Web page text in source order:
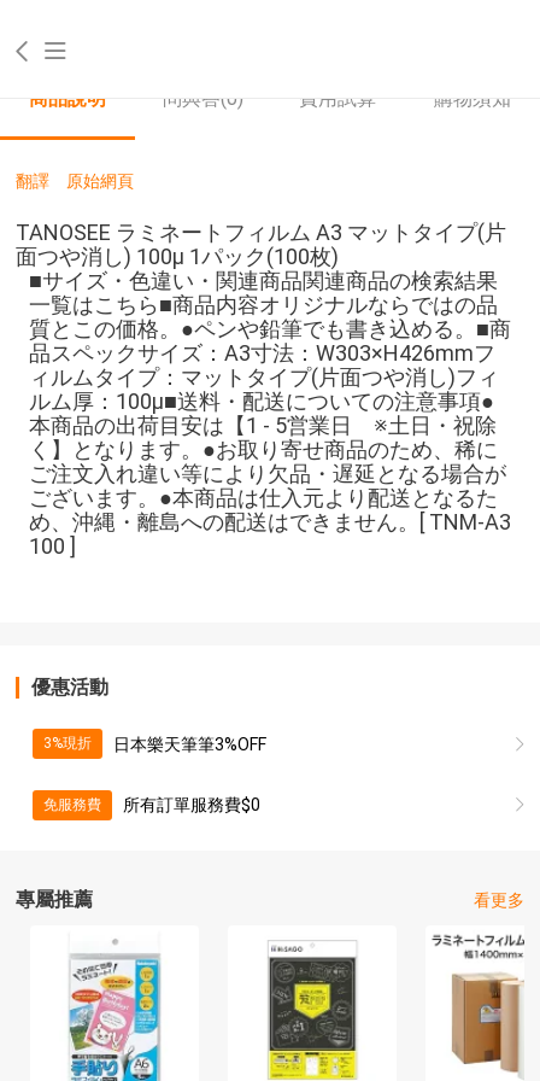
商品說明 問與答(0) 費用試算 購物須知
翻譯 原始網頁
TANOSEE ラミネートフィルム A3 マットタイプ(片
面つや消し) 100μ 1パック(100枚)
■サイズ・色違い・関連商品関連商品の検索結果
一覧はこちら■商品内容オリジナルならではの品
質とこの価格。●ペンや鉛筆でも書き込める。■商
品スペックサイズ：A3寸法：W303×H426mmフ
ィルムタイプ：マットタイプ(片面つや消し)フィ
ルム厚：100μ■送料・配送についての注意事項●
本商品の出荷目安は【1 - 5営業日 ※土日・祝除
く】となります。●お取り寄せ商品のため、稀に
ご注文入れ違い等により欠品・遅延となる場合が
ございます。●本商品は仕入元より配送となるた
め、沖縄・離島への配送はできません。[ TNM-A3
100 ]
優惠活動
3%現折 日本樂天筆筆3%OFF
免服務費 所有訂單服務費$0
專屬推薦 看更多